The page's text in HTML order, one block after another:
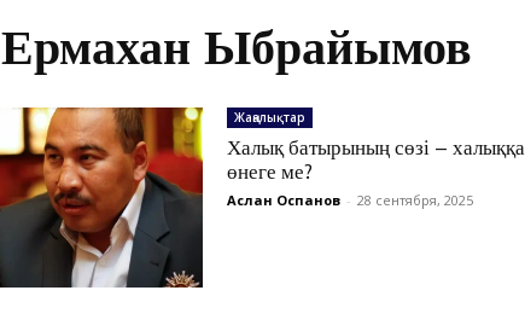
Ермахан Ыбрайымов
Жаңалықтар
Халық батырының сөзі – халыққа
өнеге ме?
Аслан Оспанов - 28 сентября, 2025